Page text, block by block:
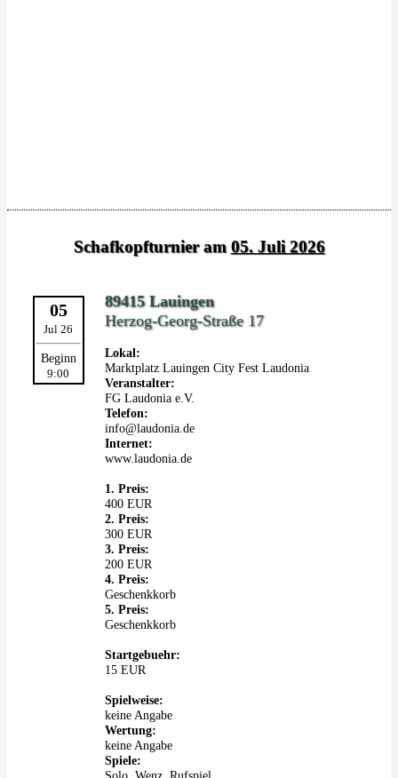
Schafkopfturnier am 05. Juli 2026
05
Jul 26
Beginn
9:00
89415 Lauingen
Herzog-Georg-Straße 17
Lokal:
Marktplatz Lauingen City Fest Laudonia
Veranstalter:
FG Laudonia e.V.
Telefon:
info@laudonia.de
Internet:
www.laudonia.de
1. Preis:
400 EUR
2. Preis:
300 EUR
3. Preis:
200 EUR
4. Preis:
Geschenkkorb
5. Preis:
Geschenkkorb
Startgebuehr:
15 EUR
Spielweise:
keine Angabe
Wertung:
keine Angabe
Spiele: